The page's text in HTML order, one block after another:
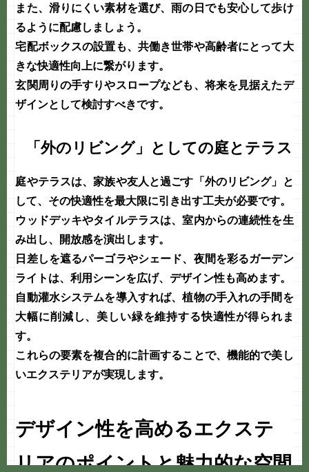
また、滑りにくい素材を選び、雨の日でも安心して歩け
るように配慮しましょう。
宅配ボックスの設置も、共働き世帯や高齢者にとって大
きな快適性向上に繋がります。
玄関周りの手すりやスロープなども、将来を見据えたデ
ザインとして検討すべきです。
「外のリビング」としての庭とテラス
庭やテラスは、家族や友人と過ごす「外のリビング」と
して、その快適性を最大限に引き出す工夫が必要です。
ウッドデッキやタイルテラスは、室内からの連続性を生
み出し、開放感を演出します。
日差しを遮るパーゴラやシェード、夜間を彩るガーデン
ライトは、利用シーンを広げ、デザイン性も高めます。
自動灌水システムを導入すれば、植物の手入れの手間を
大幅に削減し、美しい緑を維持する快適性が得られま
す。
これらの要素を複合的に計画することで、機能的で美し
いエクステリアが実現します。
デザイン性を高めるエクステ
リアのポイントと魅力的な空間